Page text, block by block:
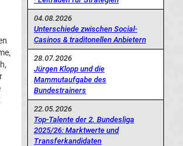
04.08.2026
Unterschiede zwischen Social-
Casinos & traditonellen Anbietern
28.07.2026
Jürgen Klopp und die
Mammutaufgabe des
Bundestrainers
22.05.2026
Top-Talente der 2. Bundesliga
2025/26: Marktwerte und
Transferkandidaten